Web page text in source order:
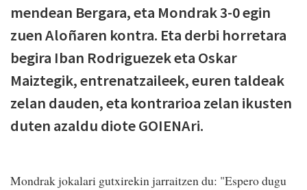
mendean Bergara, eta Mondrak 3-0 egin
zuen Aloñaren kontra. Eta derbi horretara
begira Iban Rodriguezek eta Oskar
Maiztegik, entrenatzaileek, euren taldeak
zelan dauden, eta kontrarioa zelan ikusten
duten azaldu diote GOIENAri.
Mondrak jokalari gutxirekin jarraitzen du: "Espero dugu